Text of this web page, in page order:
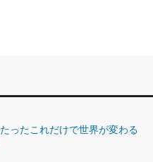
ったこれだけで世界が変わる